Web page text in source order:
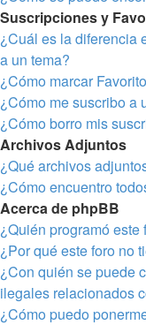
Suscripciones y
¿Cuál es la diferencia
a un tema?
¿Cómo marcar
¿Cómo me suscribo a
¿Cómo borro mis
Archivos Adjuntos
¿Qué archivos
¿Cómo encuentro
Acerca de phpBB
¿Quién programó este
¿Por qué este foro no
¿Con quién se puede
ilegales relacionados
¿Cómo puedo